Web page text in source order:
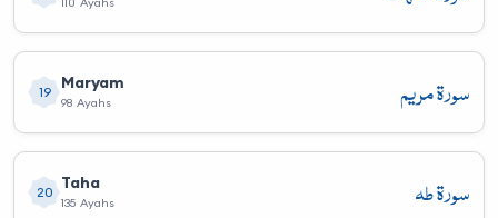
19 Maryam
98 Ayahs سورة مريم
20 Taha
135 Ayahs سورة طه